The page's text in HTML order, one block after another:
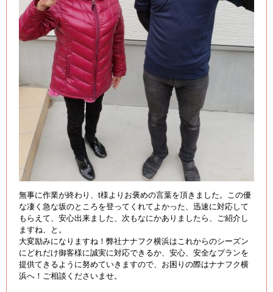
無事に作業が終わり、t様よりお褒めの言葉を頂きました。この優
な凄く急な坂のところを登ってくれてよかった、迅速に対応して
もらえて、安心出来ました、次もなにかありましたら、ご紹介し
ますね、と。
大変励みになりますね！弊社ナナフク横浜はこれからのシーズン
にどれだけ御客様に誠実に対応できるか、安心、安全なプランを
提供てきるように努めていきますので、お困りの際はナナフク横
浜へ！ご相談くださいませ。